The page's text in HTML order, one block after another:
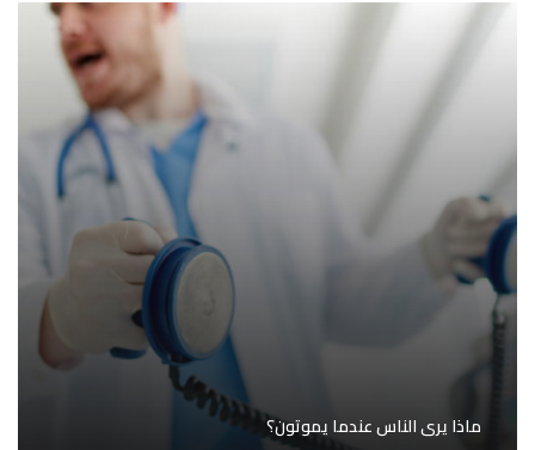
ماذا يرى الناس عندما يموتون؟